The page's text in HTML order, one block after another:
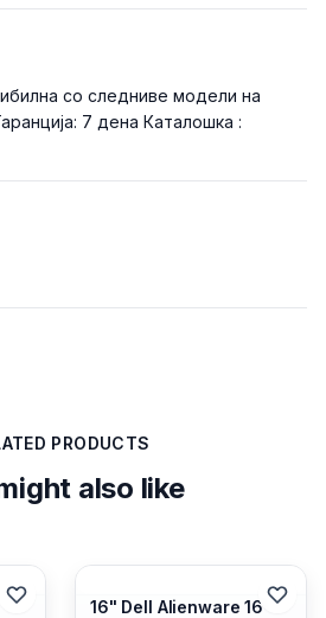
со следниве модели на
7 дена Каталошка :
PRODUCTS
also like
16" Dell Alienware 16